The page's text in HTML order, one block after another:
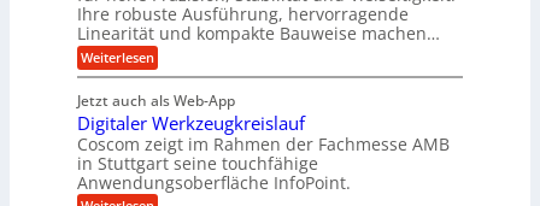
e
t
r
i
e
b
e
f
u
f
t
a
g
s
e
v
o
n
K
I
w
i
c
h
t
i
g
a
n
g
e
n
e
t
r
i
e
b
Ihre robuste Ausführung, hervorragende
Linearität und kompakte Bauweise machen…
Weiterlesen:
P
ä
z
i
s
i
o
Jetzt auch als Web-App
Digitaler Werkzeugkreislauf
Coscom zeigt im Rahmen der Fachmesse AMB
in Stuttgart seine touchfähige
Anwendungsoberfläche InfoPoint.